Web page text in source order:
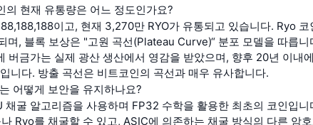
의 현재 유통량은 어느 정도인가요?
이고, 현재 3,270만 RYO가 유통되고 있습니다. Ryo 코
며, 블록 보상은 "고원 곡선(Plateau Curve)“ 분포 모델을 따릅니
버금가는 실제 광산 생산에서 영감을 받았으며, 향후 20년 이내
니다. 방출 곡선은 비트코인의 곡선과 매우 유사합니다.
어떻게 보안을 유지하나요?
굴 알고리즘을 사용하며 FP32 수학을 활용한 최초의 코인입니
Ryo를 채굴할 수 있고, ASIC에 의존하는 채굴 방식의 다른 암